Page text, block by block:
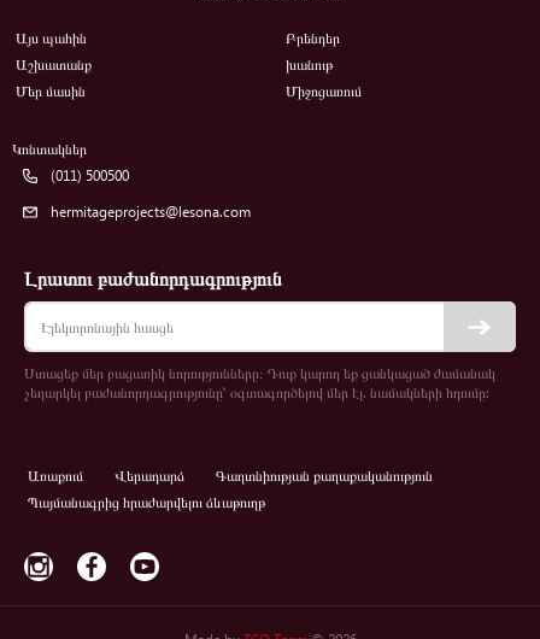
Այս պահին
Աշխատանք
Մեր մասին
Բրենդեր
խանութ
Միջոցառում
Կոնտակներ
(011) 500500
hermitageprojects@lesona.com
Լրատու բաժանորդագրություն
Ստացեք մեր բացառիկ նորությունները։ Դուք կարող եք ցանկացած ժամանակ
չեղարկել բաժանորդագրությունը՝ օգտագործելով մեր էլ. նամակների հղումը:
Առաքում Վերադարձ
Գաղտնիության քաղաքականություն
Պայմանագրից հրաժարվելու ձևաթուղթ